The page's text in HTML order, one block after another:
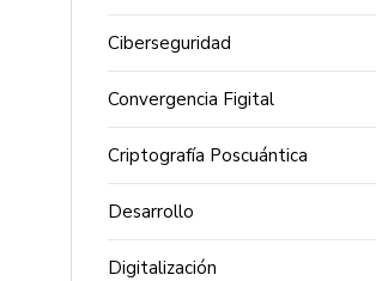
Ciberseguridad
Convergencia Figital
Criptografía Poscuántica
Desarrollo
Digitalización